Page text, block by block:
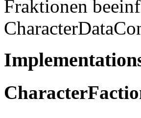
Fraktionen